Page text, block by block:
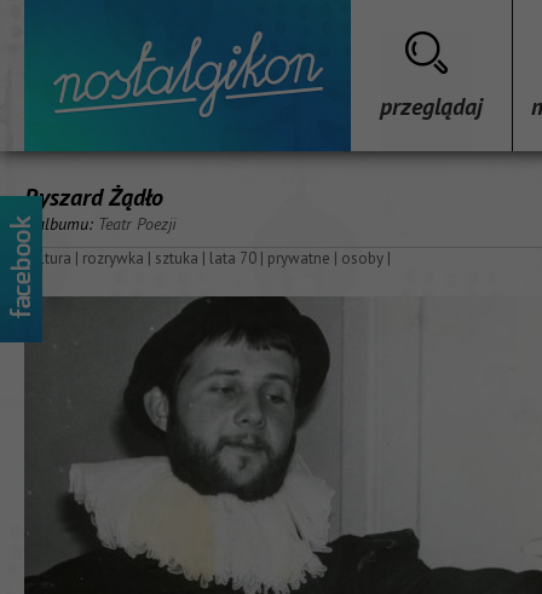
przeglądaj
Ryszard Żądło
z albumu: Teatr Poezji
kultura | rozrywka | sztuka | lata 70 | prywatne | osoby |